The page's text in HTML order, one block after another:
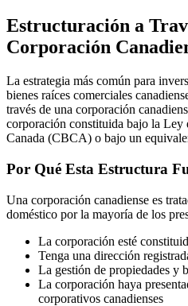
Estructuración a
Corporación
La estrategia más común para
bienes raíces comerciales
través de una corporación
corporación constituida bajo la Ley
Canada (CBCA) o bajo un
Por Qué Esta Estructura
Una corporación canadiense es
doméstico por la mayoría de los
La corporación esté
Tenga una dirección
La gestión de propiedades y
La corporación haya
corporativos canadienses